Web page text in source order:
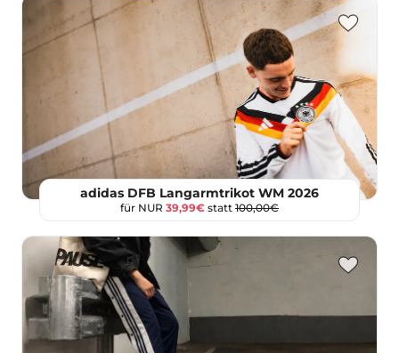
adidas DFB Langarmtrikot WM 2026
für NUR 39,99€ statt 100,00€